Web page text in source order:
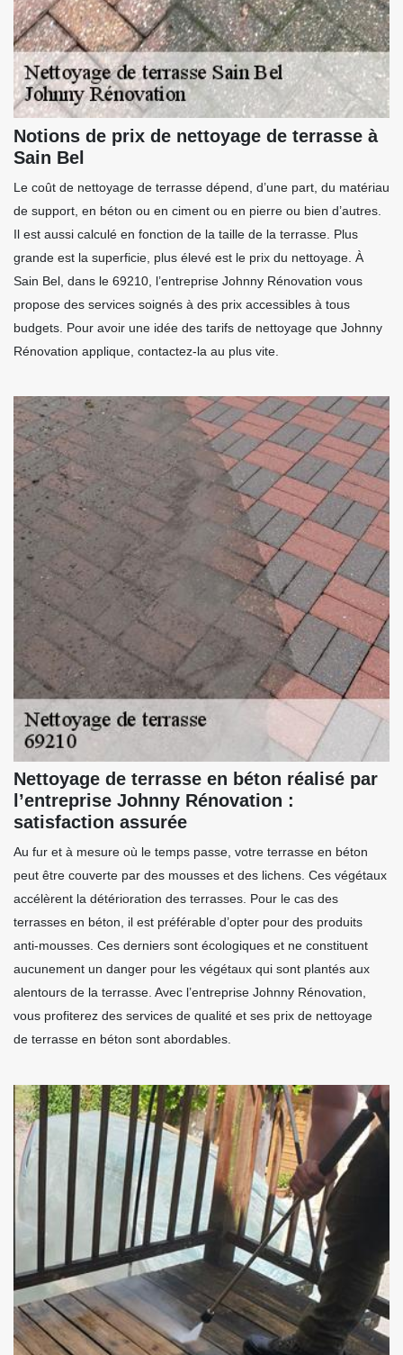
Notions de prix de nettoyage de terrasse à
Sain Bel
Le coût de nettoyage de terrasse dépend, d’une part, du matériau
de support, en béton ou en ciment ou en pierre ou bien d’autres.
Il est aussi calculé en fonction de la taille de la terrasse. Plus
grande est la superficie, plus élevé est le prix du nettoyage. À
Sain Bel, dans le 69210, l’entreprise Johnny Rénovation vous
propose des services soignés à des prix accessibles à tous
budgets. Pour avoir une idée des tarifs de nettoyage que Johnny
Rénovation applique, contactez-la au plus vite.
Nettoyage de terrasse en béton réalisé par
l’entreprise Johnny Rénovation :
satisfaction assurée
Au fur et à mesure où le temps passe, votre terrasse en béton
peut être couverte par des mousses et des lichens. Ces végétaux
accélèrent la détérioration des terrasses. Pour le cas des
terrasses en béton, il est préférable d’opter pour des produits
anti-mousses. Ces derniers sont écologiques et ne constituent
aucunement un danger pour les végétaux qui sont plantés aux
alentours de la terrasse. Avec l’entreprise Johnny Rénovation,
vous profiterez des services de qualité et ses prix de nettoyage
de terrasse en béton sont abordables.